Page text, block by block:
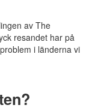
av The
resandet har på
i länderna vi